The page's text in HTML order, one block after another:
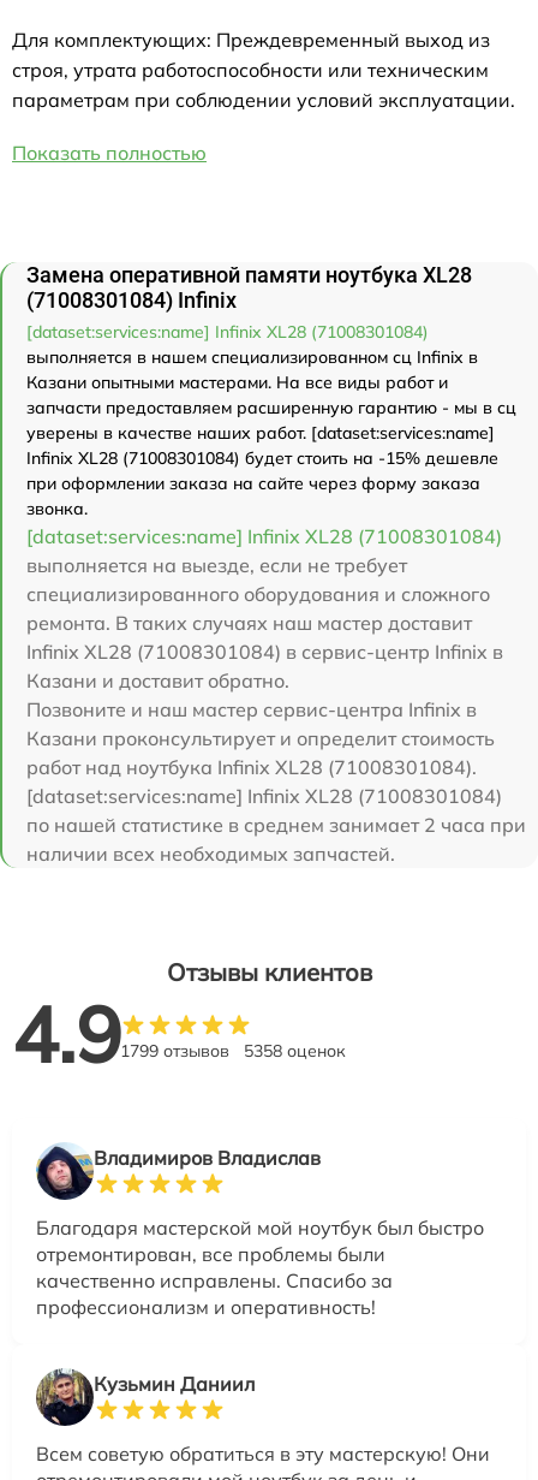
Для комплектующих: Преждевременный выход из
строя, утрата работоспособности или техническим
параметрам при соблюдении условий эксплуатации.
Показать полностью
Замена оперативной памяти ноутбука XL28
(71008301084) Infinix
[dataset:services:name] Infinix XL28 (71008301084)
выполняется в нашем специализированном сц Infinix в
Казани опытными мастерами. На все виды работ и
запчасти предоставляем расширенную гарантию - мы в сц
уверены в качестве наших работ. [dataset:services:name]
Infinix XL28 (71008301084) будет стоить на -15% дешевле
при оформлении заказа на сайте через форму заказа
звонка.
[dataset:services:name] Infinix XL28 (71008301084)
выполняется на выезде, если не требует
специализированного оборудования и сложного
ремонта. В таких случаях наш мастер доставит
Infinix XL28 (71008301084) в сервис-центр Infinix в
Казани и доставит обратно.
Позвоните и наш мастер сервис-центра Infinix в
Казани проконсультирует и определит стоимость
работ над ноутбука Infinix XL28 (71008301084).
[dataset:services:name] Infinix XL28 (71008301084)
по нашей статистике в среднем занимает 2 часа при
наличии всех необходимых запчастей.
Отзывы клиентов
4.91799 отзывов 5358 оценок
Владимиров Владислав
Благодаря мастерской мой ноутбук был быстро
отремонтирован, все проблемы были
качественно исправлены. Спасибо за
профессионализм и оперативность!
Кузьмин Даниил
Всем советую обратиться в эту мастерскую! Они